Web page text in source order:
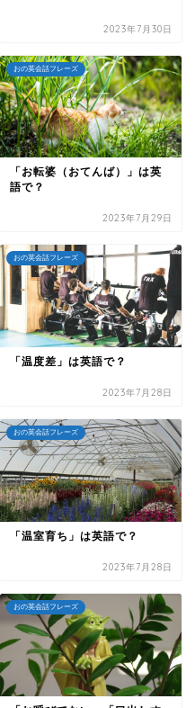
2023年7月30日
おの英会話フレーズ
「お転婆（おてんば）」は英
語で？
2023年7月29日
おの英会話フレーズ
「温度差」は英語で？
2023年7月28日
おの英会話フレーズ
「温室育ち」は英語で？
2023年7月28日
おの英会話フレーズ